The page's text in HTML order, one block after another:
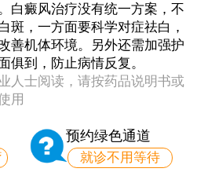
白癜风治疗没有统一方案，不
斑，一方面要科学对症祛白，
善机体环境。另外还需加强护
俱到，防止病情反复。
人士阅读，请按药品说明书或
用
预约绿色通道
就诊不用等待